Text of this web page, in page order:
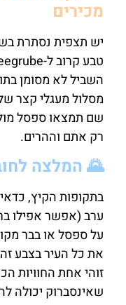
מכירים
יש תצפית נסתרת
טבע קרוב ל-Seegrube (תחנת הרכבל האמצעית).
השביל לא מסומן
מסלול מעגלי קצר של 20–30
שם תמצאו ספסל
רק אתם וההרים.
🌄 המלצה
ערב (אפשר אפילו
על ספסל או בבר
את כל העיר בצבע
זוהי אחת החוויות
שאינסברוק יכולה